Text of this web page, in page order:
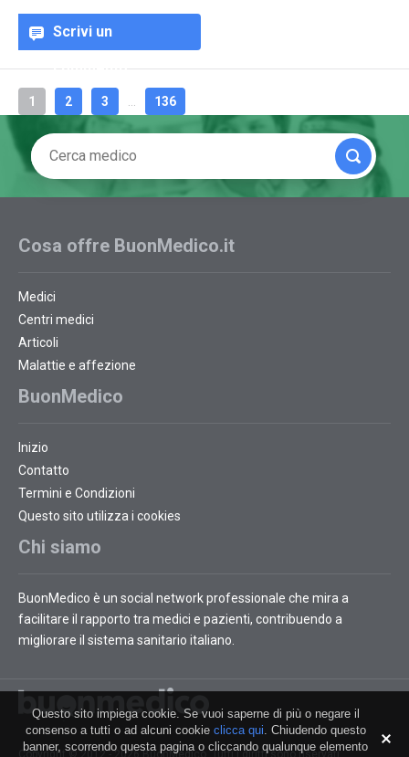
Scrivi un
commento
1 2 3 136
Cosa offre BuonMedico.it
Medici
Centri medici
Articoli
Malattie e affezione
BuonMedico
Inizio
Contatto
Termini e Condizioni
Questo sito utilizza i cookies
Chi siamo
BuonMedico è un social network professionale che mira a
facilitare il rapporto tra medici e pazienti, contribuendo a
migliorare il sistema sanitario italiano.
Copyright © 2012 - 2026 BuonMedico. Tutti i diritti sono riservati
Questo sito impiega cookie. Se vuoi saperne di più o negare il
consenso a tutti o ad alcuni cookie clicca qui. Chiudendo questo
banner, scorrendo questa pagina o cliccando qualunque elemento